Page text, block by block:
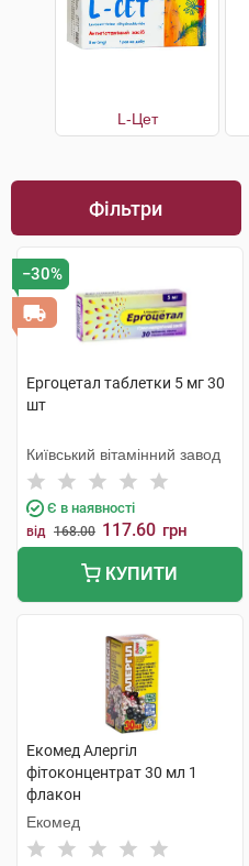
L-Цет
Фільтри
−30%
Ергоцетал таблетки 5 мг 30
шт
Київський вітамінний завод
Є в наявності
від 168.00 117.60 грн
КУПИТИ
Екомед Алергіл
фітоконцентрат 30 мл 1
флакон
Екомед